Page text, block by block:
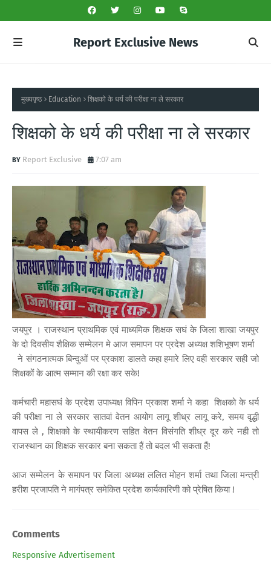
Report Exclusive News
मुख्यपृष्ठ Education शिक्षको के धर्य की परीक्षा ना ले सरकार
शिक्षको के धर्य की परीक्षा ना ले सरकार
Report Exclusive 7:07 am
जयपुर । राजस्थान प्राथमिक एवं माध्यमिक शिक्षक सघं के जिला शाखा जयपुर
के दो दिवसीय शैक्षिक सम्मेलन मे आज समापन पर प्रदेश अध्यक्ष शशिभूषण शर्मा
ने संगठनात्मक बिन्दुओं पर प्रकाश डालते कहा हमारे लिए वही सरकार सही जो
शिक्षकों के आत्म सम्मान की रक्षा कर सके!
कर्मचारी महासघं के प्रदेश उपाध्यक्ष विपिन प्रकाश शर्मा ने कहा शिक्षको के धर्य
की परीक्षा ना ले सरकार सातवां वेतन आयोग लागू शीध्र लागू करे, समय वृद्धी
वापस ले , शिक्षको के स्थायीकरण सहित वेतन विसंगति शीध्र दूर करे नही तो
राजस्थान का शिक्षक सरकार बना सकता हैं तो बदल भी सकता हैं!
आज सम्मेलन के समापन पर जिला अध्यक्ष ललित मोहन शर्मा तथा जिला मन्त्री
हरीश प्रजापति ने मागंपत्र समेकित प्रदेश कार्यकारिणी को प्रेषित किया !
Comments
Responsive Advertisement